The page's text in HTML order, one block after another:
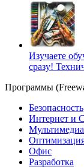
Изучаете
сразу!
Программы
Безопасность
Интернет и
Мультимедиа
Офис
Разработка